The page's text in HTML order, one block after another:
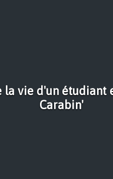
la vie d'un étudiant
Carabin'